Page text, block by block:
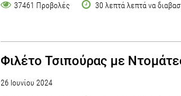
37461 Προβολές
30 λεπτά λεπτά να
Φιλέτο Τσιπούρας με
26 Ιουνίου 2024